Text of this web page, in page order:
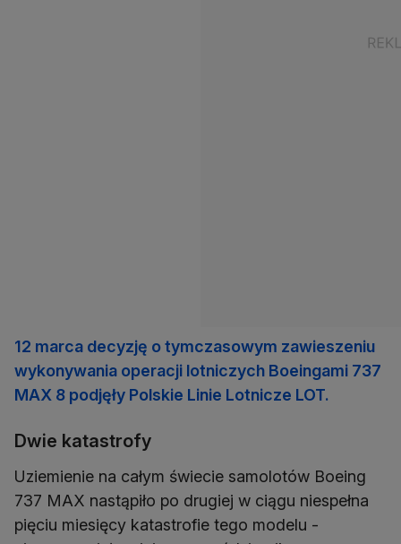
12 marca decyzję o tymczasowym zawieszeniu
wykonywania operacji lotniczych Boeingami 737
MAX 8 podjęły Polskie Linie Lotnicze LOT.
Dwie katastrofy
Uziemienie na całym świecie samolotów Boeing
737 MAX nastąpiło po drugiej w ciągu niespełna
pięciu miesięcy katastrofie tego modelu -